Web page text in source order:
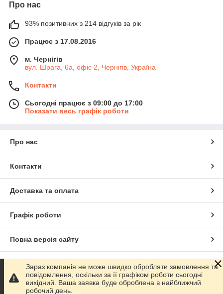
Про нас
93% позитивних з 214 відгуків за рік
Працює з 17.08.2016
м. Чернігів
вул. Шрага, 6а, офіс 2, Чернігів, Україна
Контакти
Сьогодні працює з 09:00 до 17:00
Показати весь графік роботи
Про нас
Контакти
Доставка та оплата
Графік роботи
Повна версія сайту
Сайт створено на маркетплейсіProm.ua
Політика конфіденційності
Зараз компанія не може швидко обробляти замовлення та
повідомлення, оскільки за її графіком роботи сьогодні
вихідний. Ваша заявка буде оброблена в найближчий
робочий день.